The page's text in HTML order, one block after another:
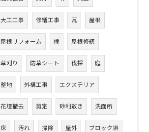
大工工事 修繕工事 瓦 屋根
屋根リフォーム 棟 屋根修繕
草刈り 防草シート 伐採 庭
整地 外構工事 エクステリア
花壇撤去 剪定 砂利敷き 洗面所
床 汚れ 掃除 屋外 ブロック塀